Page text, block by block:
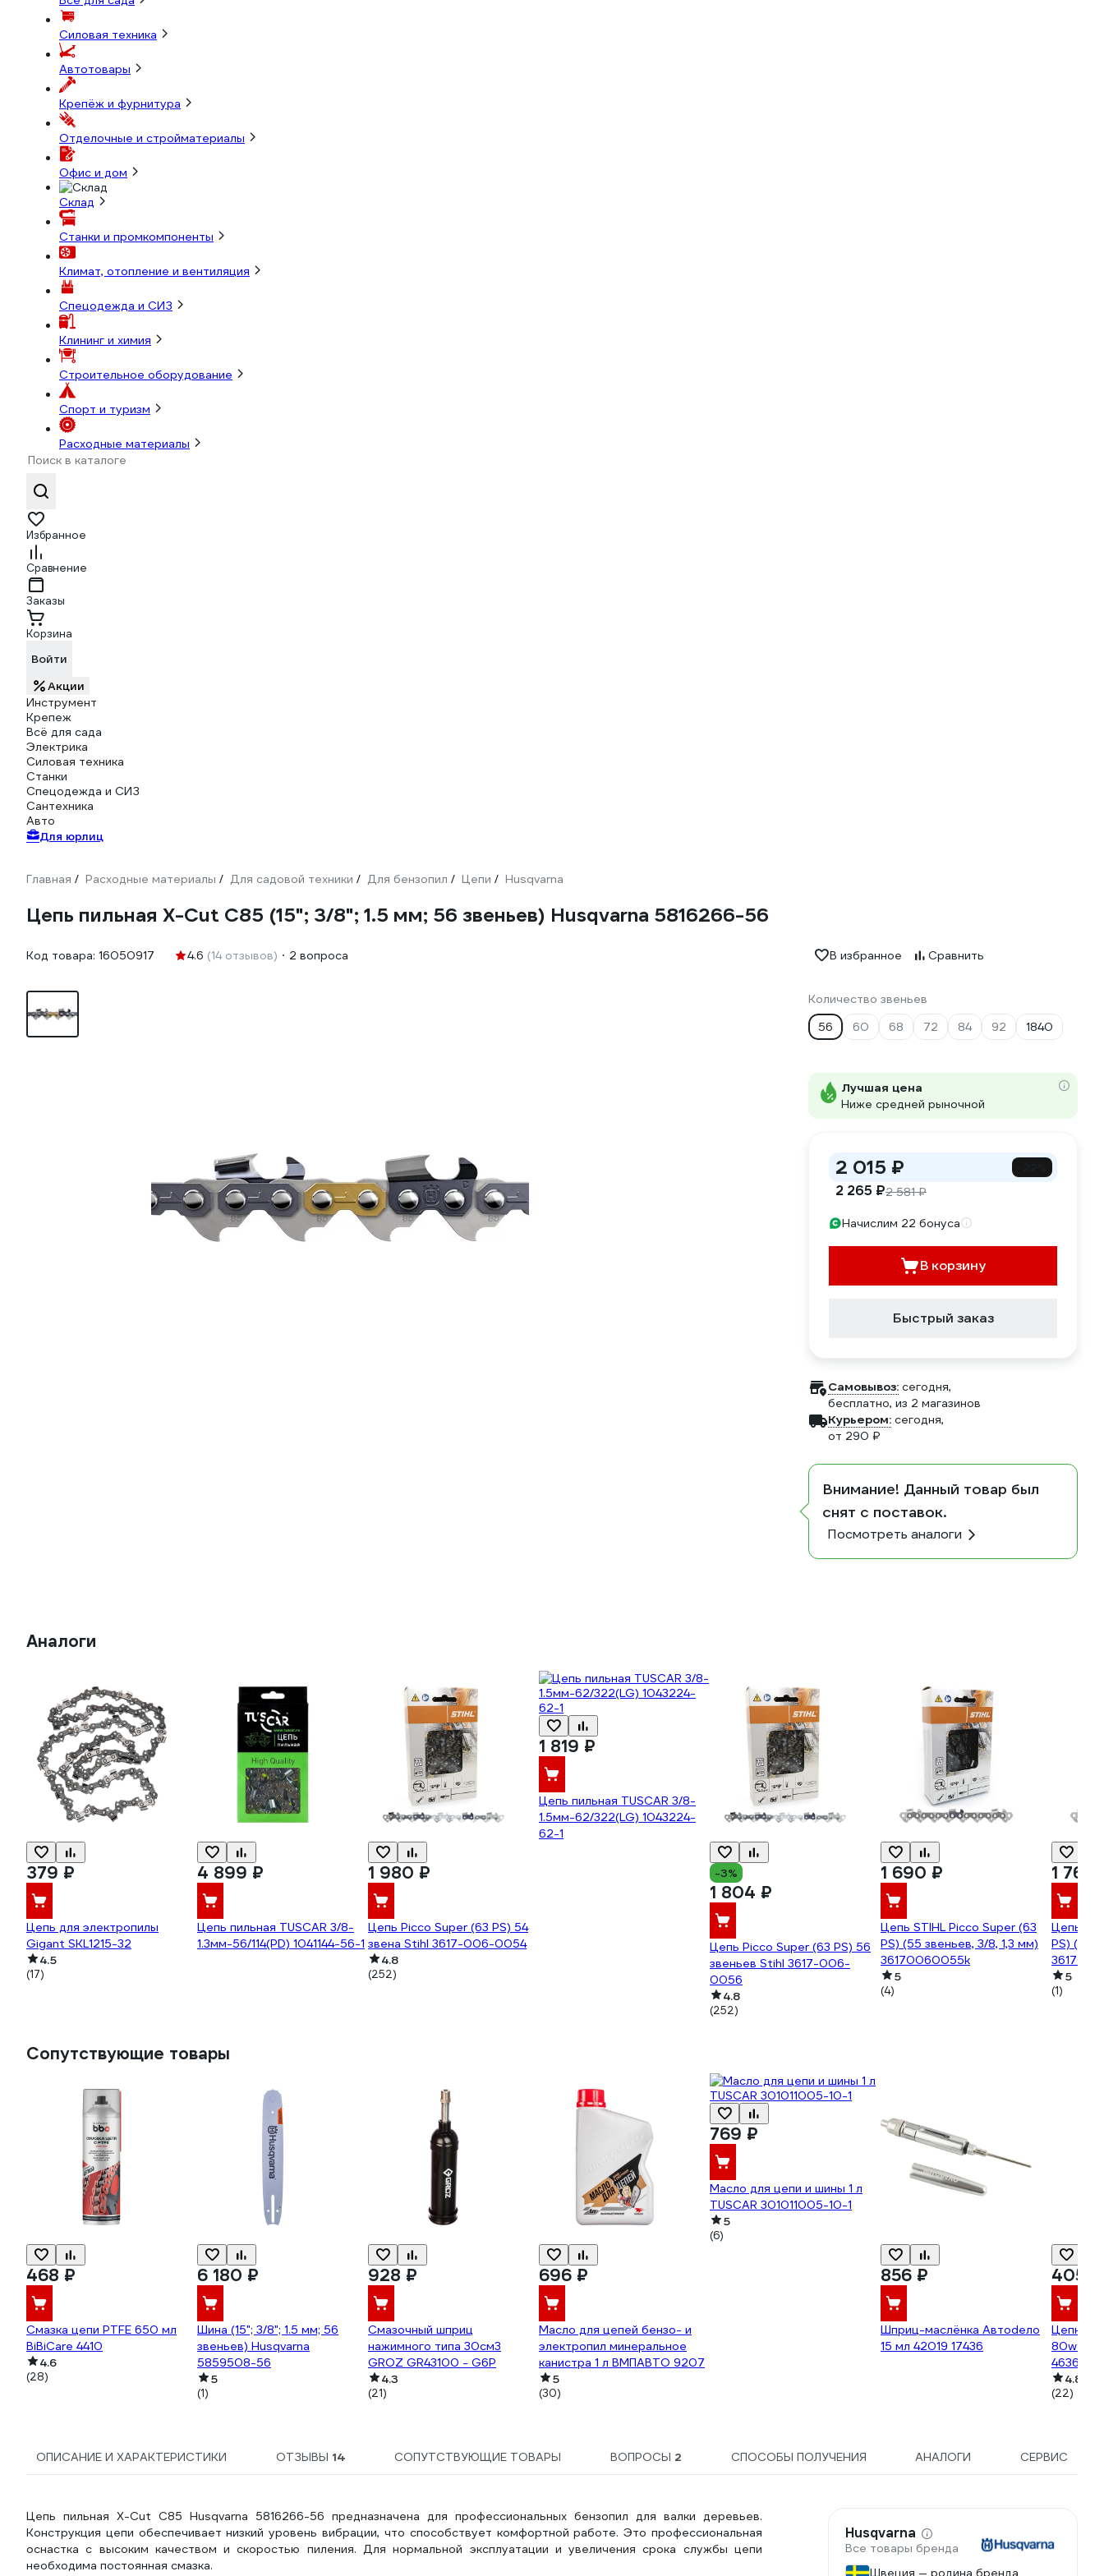
Силовая техника
Автотовары
Крепёж и фурнитура
Отделочные и стройматериалы
Офис и дом
Склад
Станки и промкомпоненты
Климат, отопление и вентиляция
Спецодежда и СИЗ
Клининг и химия
Строительное оборудование
Спорт и туризм
Расходные материалы
Избранное
Сравнение
Заказы
Корзина
Войти
Акции
Инструмент
Крепеж
Всё для сада
Электрика
Силовая техника
Станки
Спецодежда и СИЗ
Сантехника
Авто
Для юрлиц
Главная / Расходные материалы / Для садовой техники / Для бензопил / Цепи / Husqvarna
Цепь пильная X-Cut С85 (15"; 3/8"; 1.5 мм; 56 звеньев) Husqvarna 5816266-56
Код товара: 16050917 4.6 (14 отзывов) 2 вопроса В избранное Сравнить
Количество звеньев
56
60 68 72 84 92 1840
Лучшая цена
Ниже средней рыночной
2 015 ₽
2 265 ₽2 581 ₽
Начислим 22 бонуса
В корзину
Быстрый заказ
Самовывоз: сегодня,
бесплатно, из 2 магазинов
Курьером: сегодня,
от 290 ₽
Внимание! Данный товар был
снят с поставок.
Посмотреть аналоги
Аналоги
379 ₽
Цепь для электропилы
Gigant SKL1215-32
4.5
(17)
4 899 ₽
Цепь пильная TUSCAR 3/8-
1.3мм-56/114(PD) 1041144-56-1
1 980 ₽
Цепь Picco Super (63 PS) 54
звена Stihl 3617-006-0054
4.8
(252)
1 819 ₽
Цепь пильная TUSCAR 3/8-
1.5мм-62/322(LG) 1043224-
62-1
-3%
1 804 ₽
Цепь Picco Super (63 PS) 56
звеньев Stihl 3617-006-
0056
4.8
(252)
1 690 ₽
Цепь STIHL Picco Super (63
PS) (55 звеньев, 3/8, 1,3 мм)
36170060055k
5
(4)
1 760
Цепь
PS) (57
5
(1)
Сопутствующие товары
468 ₽
Смазка цепи PTFE 650 мл
BiBiCare 4410
4.6
(28)
6 180 ₽
Шина (15"; 3/8"; 1.5 мм; 56
звеньев) Husqvarna
5859508-56
5
(1)
928 ₽
Смазочный шприц
нажимного типа 30см3
GROZ GR43100 - G6P
4.3
(21)
696 ₽
Масло для цепей бензо- и
электропил минеральное
канистра 1 л ВМПАВТО 9207
5
(30)
769 ₽
Масло для цепи и шины 1 л
TUSCAR 301011005-10-1
5
(6)
856 ₽
Шприц-маслёнка Автоdело
15 мл 42019 17436
405 ₽
Цепное
80w90
4636458
4.8
(22)
ОПИСАНИЕ И ХАРАКТЕРИСТИКИ ОТЗЫВЫ 14 СОПУТСТВУЮЩИЕ ТОВАРЫ ВОПРОСЫ 2 СПОСОБЫ ПОЛУЧЕНИЯ АНАЛОГИ СЕРВИС
Цепь пильная X-Cut С85 Husqvarna 5816266-56 предназначена для профессиональных бензопил для валки деревьев.
Конструкция цепи обеспечивает низкий уровень вибрации, что способствует комфортной работе. Это профессиональная
оснастка с высоким качеством и скоростью пиления. Для нормальной эксплуатации и увеличения срока службы цепи
необходима постоянная смазка.
Husqvarna
Все товары бренда
Швеция — родина бренда